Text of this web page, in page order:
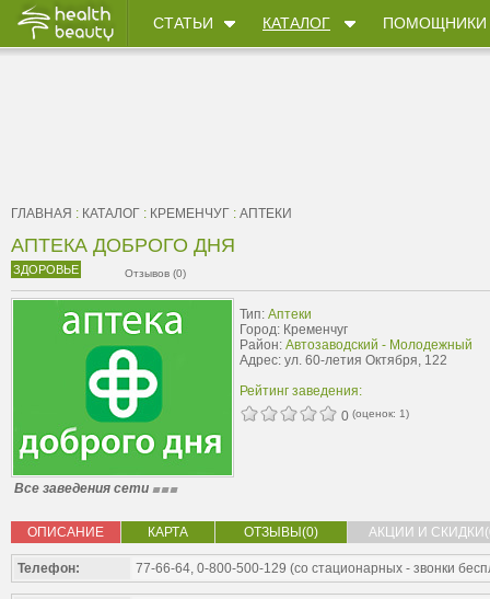
СТАТЬИ КАТАЛОГ ПОМОЩНИКИ
ГЛАВНАЯ : КАТАЛОГ : КРЕМЕНЧУГ : АПТЕКИ
АПТЕКА ДОБРОГО ДНЯ
ЗДОРОВЬЕ Отзывов (0)
Тип: Аптеки
Город: Кременчуг
Район: Автозаводский - Молодежный
Адрес: ул. 60-летия Октября, 122
Рейтинг заведения:
0 (оценок: 1)
Все заведения сети
ОПИСАНИЕ КАРТА ОТЗЫВЫ(0) АКЦИИ И
Телефон: 77-66-64, 0-800-500-129 (со стационарных - звонки